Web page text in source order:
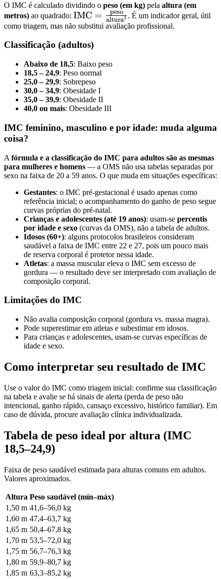
O IMC é calculado dividindo o peso (em kg) pela altura (em
metros) ao quadrado: IMC = altura2
peso
. É um indicador geral, útil
como triagem, mas não substitui avaliação profissional.
Classificação (adultos)
Abaixo de 18,5: Baixo peso
18,5 – 24,9: Peso normal
25,0 – 29,9: Sobrepeso
30,0 – 34,9: Obesidade I
35,0 – 39,9: Obesidade II
40,0 ou mais: Obesidade III
IMC feminino, masculino e por idade: muda alguma
coisa?
A fórmula e a classificação do IMC para adultos são as mesmas
para mulheres e homens — a OMS não usa tabelas separadas por
sexo na faixa de 20 a 59 anos. O que muda em situações específicas:
Gestantes: o IMC pré-gestacional é usado apenas como
referência inicial; o acompanhamento do ganho de peso segue
curvas próprias do pré-natal.
Crianças e adolescentes (até 19 anos): usam-se percentis
por idade e sexo (curvas da OMS), não a tabela de adultos.
Idosos (60+): alguns protocolos brasileiros consideram
saudável a faixa de IMC entre 22 e 27, pois um pouco mais
de reserva corporal é protetor nessa idade.
Atletas: a massa muscular eleva o IMC sem excesso de
gordura — o resultado deve ser interpretado com avaliação de
composição corporal.
Limitações do IMC
Não avalia composição corporal (gordura vs. massa magra).
Pode superestimar em atletas e subestimar em idosos.
Para crianças e adolescentes, usam-se curvas específicas de
idade e sexo.
Como interpretar seu resultado de IMC
Use o valor do IMC como triagem inicial: confirme sua classificação
na tabela e avalie se há sinais de alerta (perda de peso não
intencional, ganho rápido, cansaço excessivo, histórico familiar). Em
caso de dúvida, procure avaliação clínica individualizada.
Tabela de peso ideal por altura (IMC
18,5–24,9)
Faixa de peso saudável estimada para alturas comuns em adultos.
Valores aproximados.
Altura Peso saudável (mín–máx)
1,50 m 41,6–56,0 kg
1,60 m 47,4–63,7 kg
1,65 m 50,4–67,8 kg
1,70 m 53,5–72,0 kg
1,75 m 56,7–76,3 kg
1,80 m 59,9–80,7 kg
1,85 m 63,3–85,2 kg